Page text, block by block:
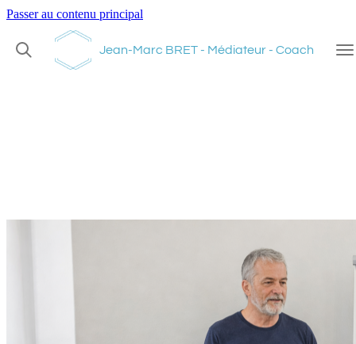
Passer au contenu principal
Jean-Marc BRET - Médiateur - Coach